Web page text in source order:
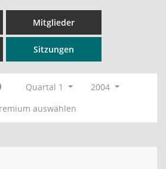
Mitglieder
Sitzungen
Quartal 1
2004
auswählen